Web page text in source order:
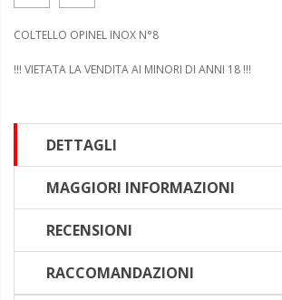
COLTELLO OPINEL INOX N°8
!!! VIETATA LA VENDITA AI MINORI DI ANNI 18 !!!
DETTAGLI
MAGGIORI INFORMAZIONI
RECENSIONI
RACCOMANDAZIONI